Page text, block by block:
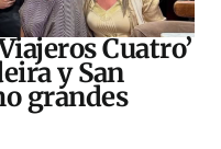
Cuatro’
y San
grandes